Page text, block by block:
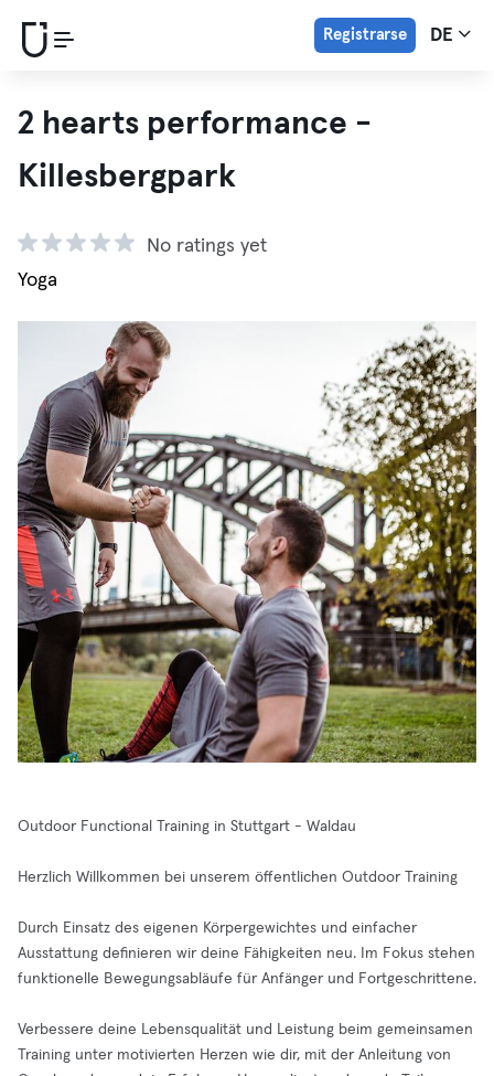
Registrarse DE
2 hearts performance -
Killesbergpark
No ratings yet
Yoga
Outdoor Functional Training in Stuttgart - Waldau
Herzlich Willkommen bei unserem öffentlichen Outdoor Training
Durch Einsatz des eigenen Körpergewichtes und einfacher
Ausstattung definieren wir deine Fähigkeiten neu. Im Fokus stehen
funktionelle Bewegungsabläufe für Anfänger und Fortgeschrittene.
Verbessere deine Lebensqualität und Leistung beim gemeinsamen
Training unter motivierten Herzen wie dir, mit der Anleitung von